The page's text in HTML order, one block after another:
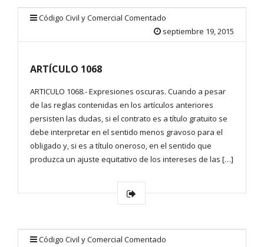
Código Civil y Comercial Comentado
septiembre 19, 2015
ARTÍCULO 1068
ARTICULO 1068.- Expresiones oscuras. Cuando a pesar
de las reglas contenidas en los artículos anteriores
persisten las dudas, si el contrato es a título gratuito se
debe interpretar en el sentido menos gravoso para el
obligado y, si es a título oneroso, en el sentido que
produzca un ajuste equitativo de los intereses de las […]
Código Civil y Comercial Comentado